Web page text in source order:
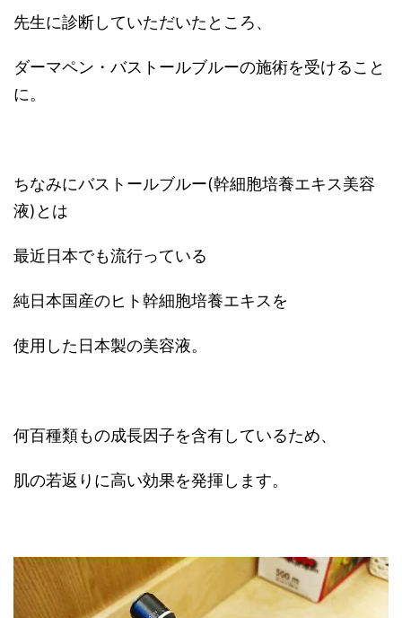
先生に診断していただいたところ、
ダーマペン・バストールブルーの施術を受けること
に。
ちなみにバストールブルー(幹細胞培養エキス美容
液)とは
最近日本でも流行っている
純日本国産のヒト幹細胞培養エキスを
使用した日本製の美容液。
何百種類もの成長因子を含有しているため、
肌の若返りに高い効果を発揮します。